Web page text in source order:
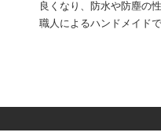
良くなり、防水や防塵の
職人によるハンドメイド